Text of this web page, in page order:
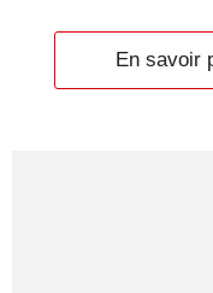
En savoir